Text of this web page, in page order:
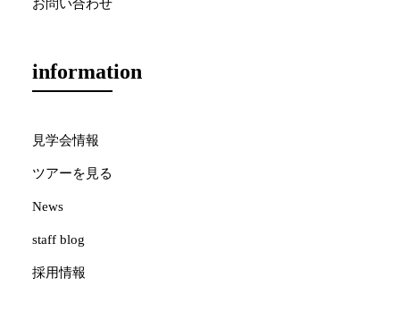
お問い合わせ
information
見学会情報
ツアーを見る
News
staff blog
採用情報